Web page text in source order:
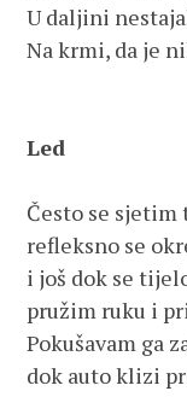
U daljini
Na krmi, da je
Led
Često se
refleksno se
i još dok se
pružim ruku i
Pokušavam ga
dok auto klizi